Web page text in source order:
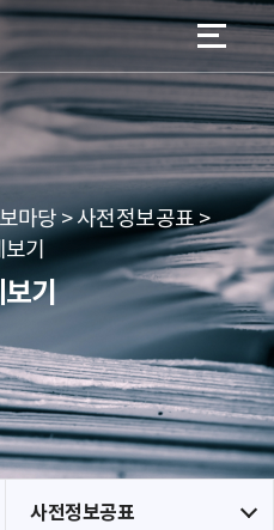
가기
가기
마당 > 사전정보공표 >
기
기
사전정보공표